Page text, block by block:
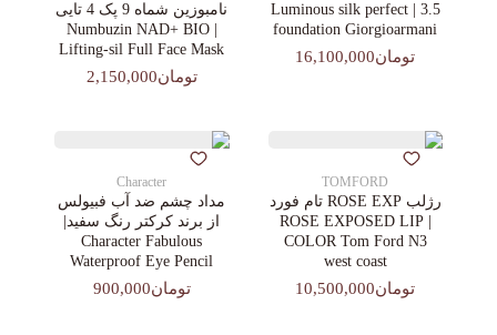
3.5 | Luminous silk perfect
foundation Giorgioarmani
تومان16,100,000
نامبوزین شماه 9 پک 4 تایی
| Numbuzin NAD+ BIO
Lifting-sil Full Face Mask
تومان2,150,000
TOMFORD
رژلب ROSE EXP تام فورد
| ROSE EXPOSED LIP
COLOR Tom Ford N3
west coast
تومان10,500,000
Character
مداد چشم ضد آب فبیولس
از برند کرکتر رنگ سفید|
Character Fabulous
Waterproof Eye Pencil
تومان900,000